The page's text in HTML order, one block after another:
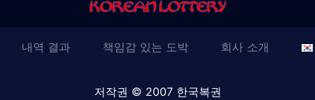
내역 결과 책임감 있는 도박 회사 소개
저작권 © 2007 한국복권